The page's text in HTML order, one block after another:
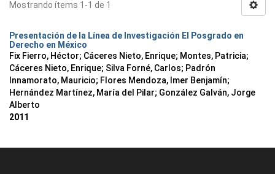
Mostrando ítems 1-1 de 1
Presentación de la Línea de Investigación El Posgrado en
Derecho en México
Fix Fierro, Héctor; Cáceres Nieto, Enrique; Montes, Patricia;
Cáceres Nieto, Enrique; Silva Forné, Carlos; Padrón
Innamorato, Mauricio; Flores Mendoza, Imer Benjamín;
Hernández Martínez, María del Pilar; González Galván, Jorge
Alberto
2011